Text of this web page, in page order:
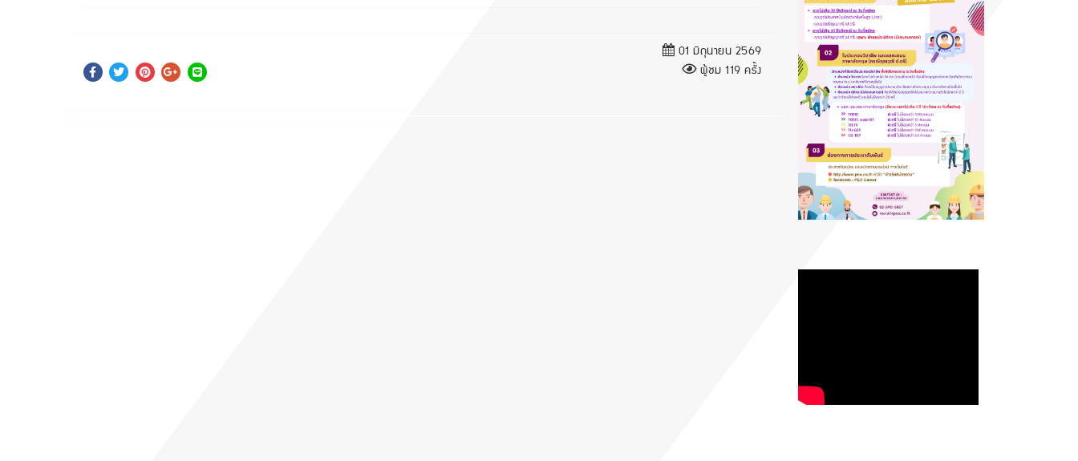
01 มิถุนายน 2569
ผู้ชม 119 ครั้ง